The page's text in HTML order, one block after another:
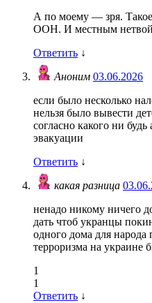
А по моему — зря.
ООН. И местным
Ответить ↓
Аноним 03.06.2026
если было несколько
нельзя было вывести
согласно какого ни
эвакуации
Ответить ↓
какая разница
ненадо никому ничего
дать чтоб укранцы
одного дома для народа
терроризма на украине
1
1
Ответить ↓